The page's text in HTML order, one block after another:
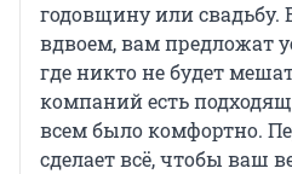
годовщину или
вдвоем, вам предложат
где никто не будет
компаний есть
всем было комфортно.
сделает всё, чтобы ваш